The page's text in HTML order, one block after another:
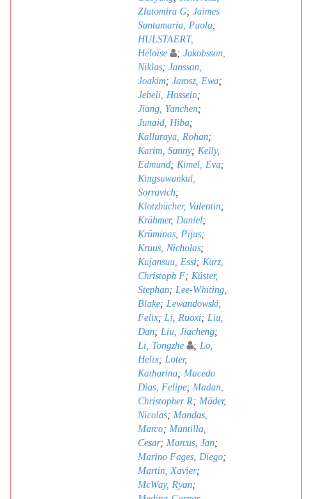
Zlatomira G; Jaimes
Santamaria, Paola;
HULSTAERT,
Héloïse
; Jakobsson,
Niklas; Jansson,
Joakim; Jarosz, Ewa;
Jebeli, Hossein;
Jiang, Yanchen;
Junaid, Hiba;
Kalluraya, Rohan;
Karim, Sunny; Kelly,
Edmund; Kimel, Eva;
Kingsuwankul,
Sorravich;
Klotzbücher, Valentin;
Krähmer, Daniel;
Krūminas, Pijus;
Kruus, Nicholas;
Kujansuu, Essi; Kurz,
Christoph F; Küster,
Stephan; Lee-Whiting,
Blake; Lewandowski,
Felix; Li, Ruoxi; Liu,
Dan; Liu, Jiacheng;
Li, Tongzhe
; Lo,
Helix; Loter,
Katharina; Macedo
Dias, Felipe; Madan,
Christopher R; Mäder,
Nicolas; Mandas,
Marco; Mantilla,
Cesar; Marcus, Jan;
Marino Fages, Diego;
Martin, Xavier;
McWay, Ryan;